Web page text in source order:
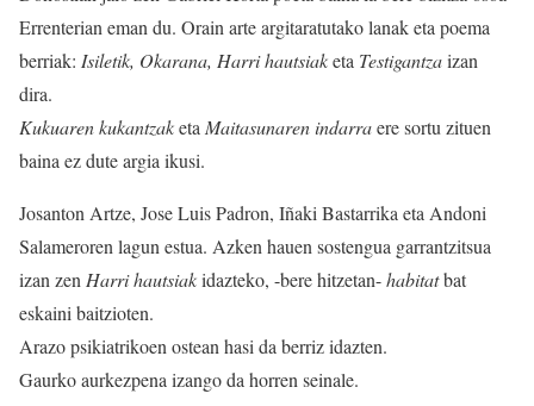
Errenterian eman du. Orain arte argitaratutako lanak eta poema
berriak: Isiletik, Okarana, Harri hautsiaketa Testigantzaizan
dira.
Kukuaren kukantzaketa Maitasunaren indarraere sortu zituen
baina ez dute argia ikusi.
Josanton Artze, Jose Luis Padron, Iñaki Bastarrika eta Andoni
Salameroren lagun estua. Azken hauen sostengua garrantzitsua
izan zen Harri hautsiakidazteko, -bere hitzetan-habitatbat
eskaini baitzioten.
Arazo psikiatrikoen ostean hasi da berriz idazten.
Gaurko aurkezpena izango da horren seinale.